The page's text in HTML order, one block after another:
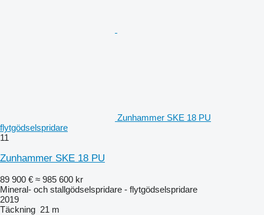
Zunhammer SKE 18 PU
flytgödselspridare
11
Zunhammer SKE 18 PU
89 900 € ≈ 985 600 kr
Mineral- och stallgödselspridare - flytgödselspridare
2019
Täckning 21 m